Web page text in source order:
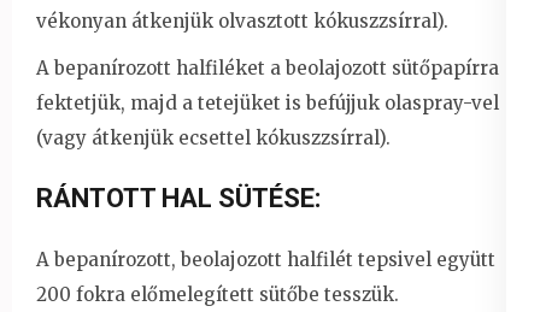
vékonyan átkenjük olvasztott kókuszzsírral).
A bepanírozott halfiléket a beolajozott sütőpapírra
fektetjük, majd a tetejüket is befújjuk olaspray-vel
(vagy átkenjük ecsettel kókuszzsírral).
RÁNTOTT HAL SÜTÉSE:
A bepanírozott, beolajozott halfilét tepsivel együtt
200 fokra előmelegített sütőbe tesszük.